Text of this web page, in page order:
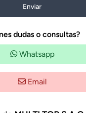
Enviar
dudas o consultas?
Whatsapp
Email